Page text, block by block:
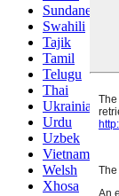
Sundanese
Swahili
Tajik
Tamil
Telugu
Thai
Ukrainian
Urdu
Uzbek
Vietnamese
Welsh
Xhosa